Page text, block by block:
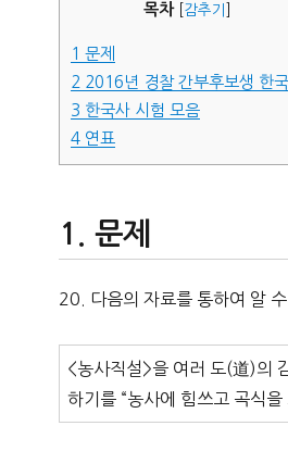
목차 감추기
1 문제
2 2016년 경찰 간부후보생 한
3 한국사 시험 모음
4 연표
문제
20. 다음의 자료를 통하여 알
<농사직설>을 여러 도(道)의
하기를 “농사에 힘쓰고 곡식